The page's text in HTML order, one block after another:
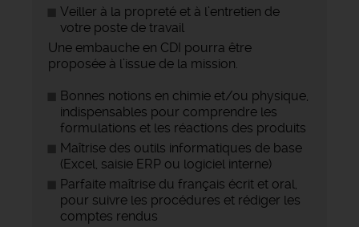
Veiller à la propreté et à l’entretien de
votre poste de travail
Une embauche en CDI pourra être
proposée à l’issue de la mission.
Bonnes notions en chimie et/ou physique,
indispensables pour comprendre les
formulations et les réactions des produits
Maîtrise des outils informatiques de base
(Excel, saisie ERP ou logiciel interne)
Parfaite maîtrise du français écrit et oral,
pour suivre les procédures et rédiger les
comptes rendus